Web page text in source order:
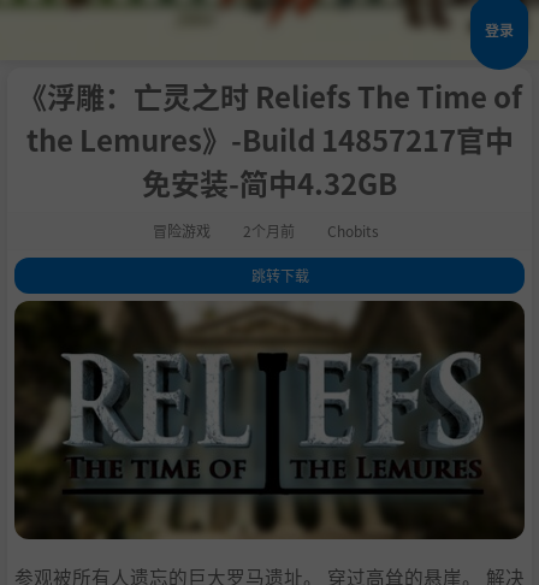
登录
《浮雕：亡灵之时 Reliefs The Time of
the Lemures》-Build 14857217官中
免安装-简中4.32GB
冒险游戏 2个月前 Chobits
跳转下载
1.关于此游戏
主要特点 ：
历史 ：
探索：
.环境 ：
.
游戏玩法：
谜语：
开发人员说明：
10.支持作者
参观被所有人遗忘的巨大罗马遗址。 穿过高耸的悬崖。 解决